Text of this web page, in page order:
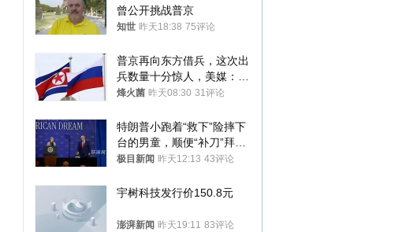
曾公开挑战普京
知世 昨天18:38 75评论
普京再向东方借兵，这次出
兵数量十分惊人，美媒：俄
朝要动真格？
烽火菌 昨天08:30 31评论
特朗普小跑着“救下”险摔下
台的男童，顺便“补刀”拜
登：“我可不想他像拜登一
极目新闻 昨天12:13 43评论
宇树科技发行价150.8元
澎湃新闻 昨天19:11 83评论